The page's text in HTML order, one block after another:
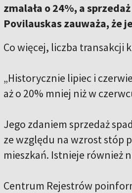
zmalała o 24%, a
Povilauskas zauważa, że
Co więcej, liczba transakcji
„Historycznie lipiec i
aż o 20% mniej niż w
Jego zdaniem sprzedaż
ze względu na wzrost stóp
mieszkań. Istnieje również
Centrum Rejestrów